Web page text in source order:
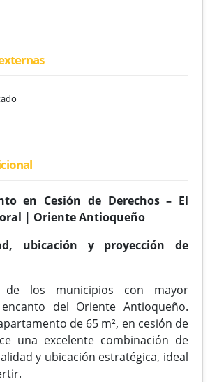
en Cesión de Derechos – El
| Oriente Antioqueño
ubicación y proyección de
los municipios con mayor
del Oriente Antioqueño.
de 65 m², en cesión de
una excelente combinación de
y ubicación estratégica, ideal